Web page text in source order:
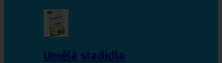
Umělá sladidla